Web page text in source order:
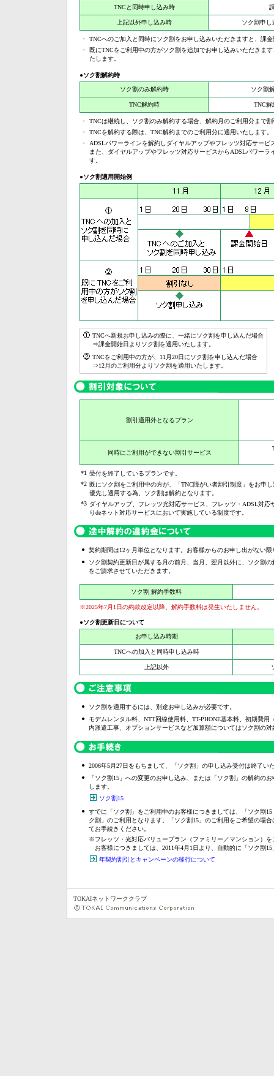
TNCと同時申し込み時
上記以外申し込み時 ソク割申
・
TNCへのご加入と同時にソク割をお申し込みいただきますと、課
・
既にTNCをご利用中の方がソク割を追加でお申し込みいただきま
たします。
●ソク割解約時
ソク割のみ解約時 ソク割
TNC解約時 TNC解
・
TNCは継続し、ソク割のみ解約する場合、解約月のご利用分まで
・
TNCを解約する際は、TNC解約までのご利用分に適用いたします。
・
ADSLパワーラインを解約しダイヤルアップやフレッツ対応サー
また、ダイヤルアップやフレッツ対応サービスからADSLパワー
す。
●ソク割適用開始例
TNCへ新規お申し込みの際に、一緒にソク割を申し込んだ場合
⇒課金開始日よりソク割を適用いたします。
TNCをご利用中の方が、11月20日にソク割を申し込んだ場合
⇒12月のご利用分よりソク割を適用いたします。
割引適用外となるプラン
同時にご利用ができない割引サービス
*1 受付を終了しているプランです。
*2 既にソク割をご利用中の方が、「TNC障がい者割引制度」をお申
優先し適用する為、ソク割は解約となります。
*3 ダイヤルアップ、フレッツ光対応サービス、フレッツ・ADSL対
りdeネット対応サービスにおいて実施している制度です。
●
契約期間は12ヶ月単位となります。お客様からのお申し出がない
●
ソク割契約更新日が属する月の前月、当月、翌月以外に、ソク割
をご請求させていただきます。
ソク割 解約手数料
※2025年7月1日の約款改定以降、解約手数料は発生いたしません。
●ソク割更新日について
お申し込み時期
TNCへの加入と同時申し込み時
上記以外
●
ソク割を適用するには、別途お申し込みが必要です。
●
モデムレンタル料、NTT回線使用料、TT-PHONE基本料、初期費
内派遣工事、オプションサービスなど加算額についてはソク割の
●
2006年5月27日をもちまして、「ソク割」の申し込み受付は終了い
●
「ソク割15」への変更のお申し込み、または「ソク割」の解約の
します。
ソク割15
●
すでに「ソク割」をご利用中のお客様につきましては、「ソク割
ク割」のご利用となります。「ソク割15」のご利用をご希望の場
てお手続きください。
※フレッツ・光対応バリュープラン（ファミリー／マンション）
お客様につきましては、2011年4月1日より、自動的に「ソク割
年契約割引とキャンペーンの移行について
TOKAIネットワーククラブ